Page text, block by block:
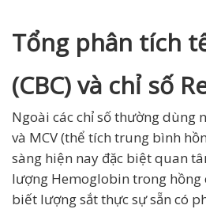
Tổng phân tích
(CBC) và chỉ số
Ngoài các chỉ số thường dùng
và MCV (thể tích trung bình
sàng hiện nay đặc biệt quan
lượng Hemoglobin trong hồng
biết lượng sắt thực sự sẵn có